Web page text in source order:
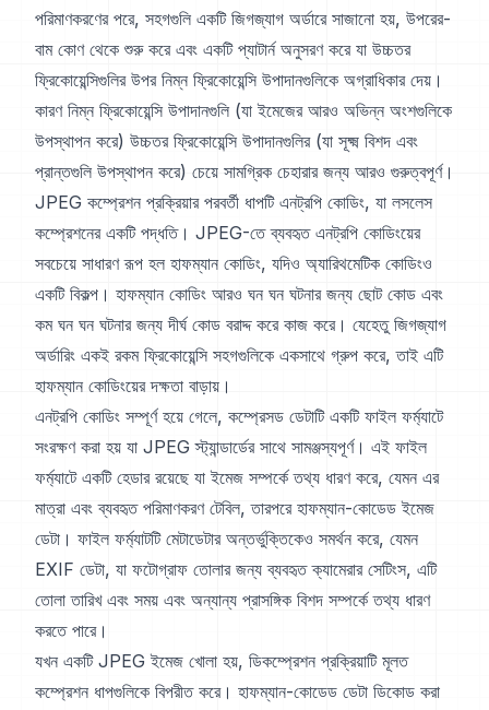
পরিমাণকরণের পরে, সহগগুলি একটি জিগজ্যাগ অর্ডারে সাজানো হয়, উপরের-
বাম কোণ থেকে শুরু করে এবং একটি প্যাটার্ন অনুসরণ করে যা উচ্চতর
ফ্রিকোয়েন্সিগুলির উপর নিম্ন ফ্রিকোয়েন্সি উপাদানগুলিকে অগ্রাধিকার দেয়।
কারণ নিম্ন ফ্রিকোয়েন্সি উপাদানগুলি (যা ইমেজের আরও অভিন্ন অংশগুলিকে
উপস্থাপন করে) উচ্চতর ফ্রিকোয়েন্সি উপাদানগুলির (যা সূক্ষ্ম বিশদ এবং
প্রান্তগুলি উপস্থাপন করে) চেয়ে সামগ্রিক চেহারার জন্য আরও গুরুত্বপূর্ণ।
JPEG কম্প্রেশন প্রক্রিয়ার পরবর্তী ধাপটি এনট্রপি কোডিং, যা লসলেস
কম্প্রেশনের একটি পদ্ধতি। JPEG-তে ব্যবহৃত এনট্রপি কোডিংয়ের
সবচেয়ে সাধারণ রূপ হল হাফম্যান কোডিং, যদিও অ্যারিথমেটিক কোডিংও
একটি বিকল্প। হাফম্যান কোডিং আরও ঘন ঘন ঘটনার জন্য ছোট কোড এবং
কম ঘন ঘন ঘটনার জন্য দীর্ঘ কোড বরাদ্দ করে কাজ করে। যেহেতু জিগজ্যাগ
অর্ডারিং একই রকম ফ্রিকোয়েন্সি সহগগুলিকে একসাথে গ্রুপ করে, তাই এটি
হাফম্যান কোডিংয়ের দক্ষতা বাড়ায়।
এনট্রপি কোডিং সম্পূর্ণ হয়ে গেলে, কম্প্রেসড ডেটাটি একটি ফাইল ফর্ম্যাটে
সংরক্ষণ করা হয় যা JPEG স্ট্যান্ডার্ডের সাথে সামঞ্জস্যপূর্ণ। এই ফাইল
ফর্ম্যাটে একটি হেডার রয়েছে যা ইমেজ সম্পর্কে তথ্য ধারণ করে, যেমন এর
মাত্রা এবং ব্যবহৃত পরিমাণকরণ টেবিল, তারপরে হাফম্যান-কোডেড ইমেজ
ডেটা। ফাইল ফর্ম্যাটটি মেটাডেটার অন্তর্ভুক্তিকেও সমর্থন করে, যেমন
EXIF ডেটা, যা ফটোগ্রাফ তোলার জন্য ব্যবহৃত ক্যামেরার সেটিংস, এটি
তোলা তারিখ এবং সময় এবং অন্যান্য প্রাসঙ্গিক বিশদ সম্পর্কে তথ্য ধারণ
করতে পারে।
যখন একটি JPEG ইমেজ খোলা হয়, ডিকম্প্রেশন প্রক্রিয়াটি মূলত
কম্প্রেশন ধাপগুলিকে বিপরীত করে। হাফম্যান-কোডেড ডেটা ডিকোড করা